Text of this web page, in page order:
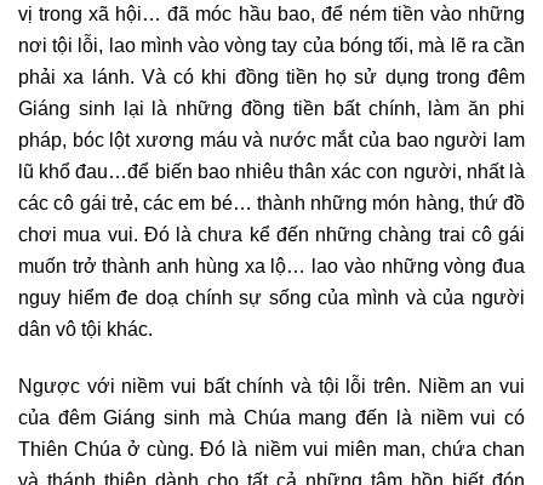
vị trong xã hội… đã móc hầu bao, để ném tiền vào những
nơi tội lỗi, lao mình vào vòng tay của bóng tối, mà lẽ ra cần
phải xa lánh. Và có khi đồng tiền họ sử dụng trong đêm
Giáng sinh lại là những đồng tiền bất chính, làm ăn phi
pháp, bóc lột xương máu và nước mắt của bao người lam
lũ khổ đau…để biến bao nhiêu thân xác con người, nhất là
các cô gái trẻ, các em bé… thành những món hàng, thứ đồ
chơi mua vui. Đó là chưa kể đến những chàng trai cô gái
muốn trở thành anh hùng xa lộ… lao vào những vòng đua
nguy hiểm đe doạ chính sự sống của mình và của người
dân vô tội khác.
Ngược với niềm vui bất chính và tội lỗi trên. Niềm an vui
của đêm Giáng sinh mà Chúa mang đến là niềm vui có
Thiên Chúa ở cùng. Đó là niềm vui miên man, chứa chan
và thánh thiện dành cho tất cả những tâm hồn biết đón